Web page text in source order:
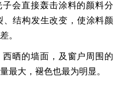
子会直接轰击涂料的颜料分
结构发生改变，使涂料颜
。
晒的墙面，及窗户周围的
最大，褪色也最为明显。